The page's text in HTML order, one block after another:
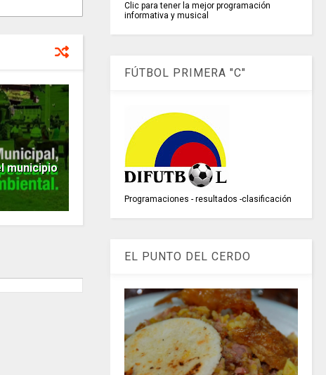
municipio
Clic para tener la mejor programación
informativa y musical
FÚTBOL PRIMERA "C"
Programaciones - resultados -clasificación
EL PUNTO DEL CERDO